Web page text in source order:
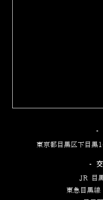
‐
東京都目黒区下目
‐交
JR 目
東急目黒